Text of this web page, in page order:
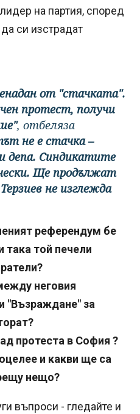
на партия, според
си изстрадат
от "стачката".
протест, получи
, отбеляза
не е стачка –
депа. Синдикатите
Ще продължат
не изглежда
референдум бе
така той печели
неговия
"Възраждане" за
протеста в София ?
и какви ще са
нещо?
въпроси - гледайте и